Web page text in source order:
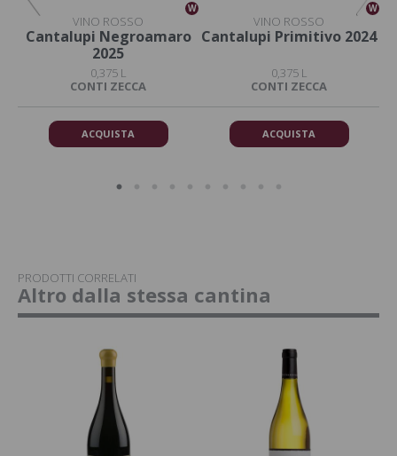
W
VINO ROSSO
Cantalupi Negroamaro
2025
0,375 L
CONTI ZECCA
ACQUISTA
W
VINO ROSSO
Cantalupi Primitivo 2024
0,375 L
CONTI ZECCA
ACQUISTA
PRODOTTI CORRELATI
Altro dalla stessa cantina